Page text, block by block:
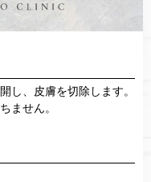
し、皮膚を切除します。
ません。